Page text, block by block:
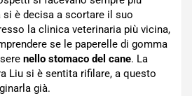
è decisa a scortare il suo
la clinica veterinaria più vicina,
se le paperelle di gomma
nello stomaco del cane. La
Liu si è sentita rifilare, a questo
già.